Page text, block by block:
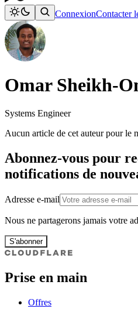
ConnexionContacter
Omar Sheikh-
Systems Engineer
Aucun article de cet auteur pour le
Abonnez-vous pour
notifications de
Adresse e-mail
Nous ne partagerons jamais votre
S'abonner
Prise en main
Offres